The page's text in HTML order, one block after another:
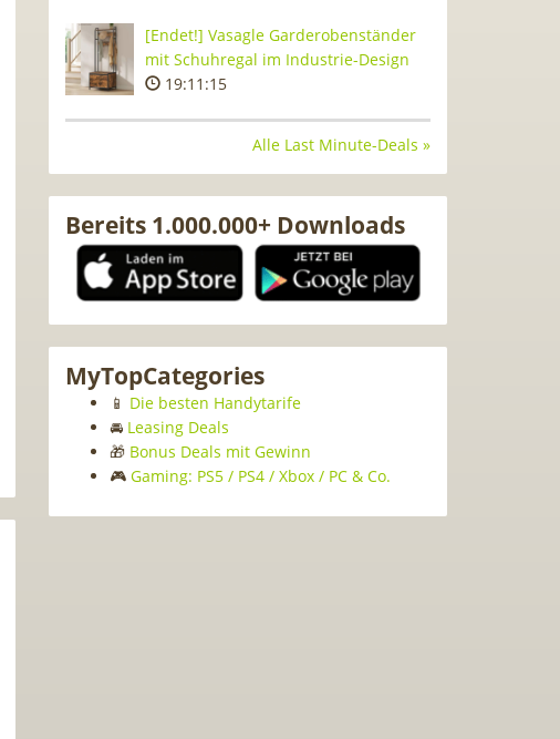
[Endet!] Vasagle Garderobenständer
mit Schuhregal im Industrie-Design
19:11:15
Alle Last Minute-Deals »
Bereits 1.000.000+ Downloads
MyTopCategories
📱 Die besten Handytarife
🚘 Leasing Deals
🎁 Bonus Deals mit Gewinn
🎮 Gaming: PS5 / PS4 / Xbox / PC & Co.